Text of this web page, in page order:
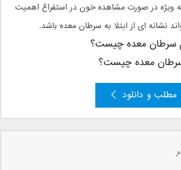
ویژه در صورت مشاهده خون در استفراغ اهمیت
نشانه ای از ابتلا به سرطان معده باشد.
سرطان معده چیست؟
معده چیست؟
مطلب و دانلود